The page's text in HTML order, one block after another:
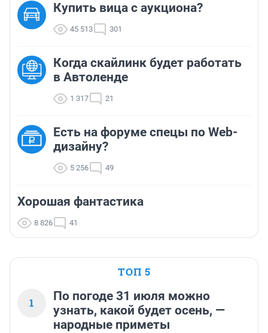
Купить вица с аукциона?
45 513 301
Когда скайлинк будет работать
в Автоленде
1 317 21
Есть на форуме спецы по Web-
дизайну?
5 256 49
Хорошая фантастика
8 826 41
ТОП 5
1
По погоде 31 июля можно
узнать, какой будет осень, —
народные приметы